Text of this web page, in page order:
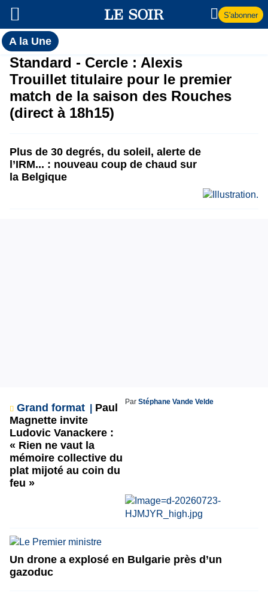
S'abonner
A la UneToutes
l'actualité
du Soir
A
la
Une
Standard - Cercle : Alexis
Trouillet titulaire pour le premier
match de la saison des Rouches
(direct à 18h15)
Plus de 30 degrés, du soleil, alerte de
l’IRM... : nouveau coup de chaud sur
la Belgique
Grand format
Paul
Magnette invite
Ludovic Vanackere :
« Rien ne vaut la
mémoire collective du
plat mijoté au coin du
feu »
Par Stéphane Vande Velde
Un drone a explosé en Bulgarie près d’un
gazoduc